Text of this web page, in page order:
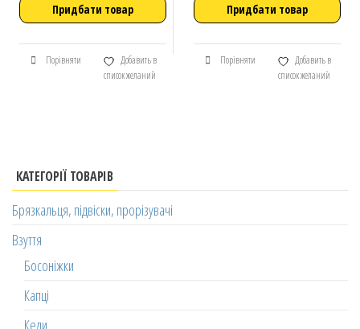
Придбати товар
Порівняти
Добавить в
список желаний
Придбати товар
Порівняти
Добавить в
список желаний
КАТЕГОРІЇ ТОВАРІВ
Брязкальця, підвіски, прорізувачі
Взуття
Босоніжки
Капці